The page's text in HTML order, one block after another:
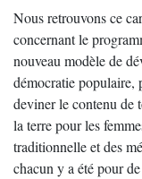
Nous retrouvons ce
concernant le
nouveau modèle de
démocratie populaire,
deviner le contenu de
la terre pour les
traditionnelle et des
chacun y a été pour